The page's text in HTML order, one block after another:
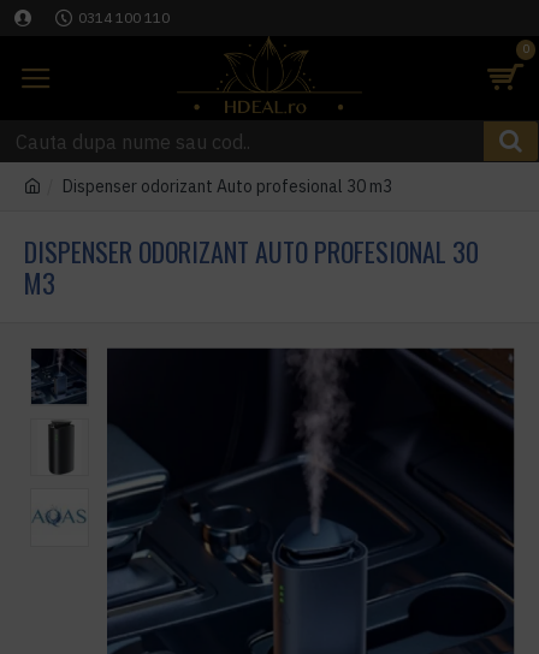
0314 100 110
0
Dispenser odorizant Auto profesional 30 m3
DISPENSER ODORIZANT AUTO PROFESIONAL 30
M3